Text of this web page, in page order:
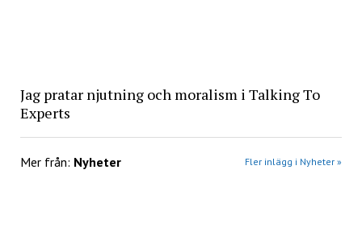
Jag pratar njutning och moralism i Talking To
Experts
Mer från: Nyheter Fler inlägg i Nyheter »